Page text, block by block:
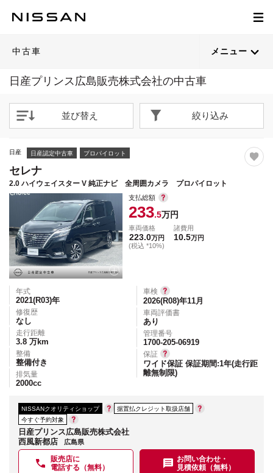
中古車 メニュー
日産プリンス広島販売株式会社の中古車
並び替え 絞り込み
57
閉じる
日産 日産認定中古車 プロパイロット
セレナ
2.0 ハイウェイスター V 純正ナビ 全周囲カメラ プロパイロット
支払総額
233.5万円
車両価格
223.0万円
(税込 *10%)
諸費用
10.5万円
年式
2021(R03)年
修復歴
なし
走行距離
3.8 万km
整備
整備付き
排気量
2000cc
車検
2026(R08)年11月
車両評価書
あり
管理番号
1700-205-06919
保証
ワイド保証 保証期間:1年(走行距
離無制限)
NISSANクオリティショップ
据置払クレジット取扱店舗
今すぐ予約対象
日産プリンス広島販売株式会社
西風新都店
広島県
販売店に
電話する（無料）
お問い合わせ・
見積依頼（無料）
51
閉じる 63
閉じる 40
閉じる 43
閉じる 56
閉じる 51
閉じる 69
閉じる 59
閉じる 38
閉じる 64
閉じる 62
閉じる 59
閉じる 61
閉じる 38
閉じる 46
閉じる 65
閉じる 57
閉じる 55
閉じる 51
閉じる